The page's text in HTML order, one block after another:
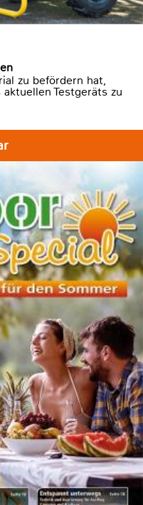
zu befördern hat,
Testgeräts zu